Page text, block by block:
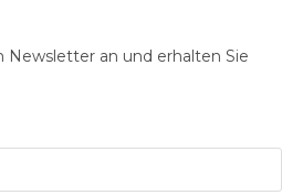
Newsletter an und erhalten Sie